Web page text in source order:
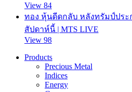
View 84
ทอง หุ้นดีดกลับ หลังทรัมป์ปร
สัปดาห์นี้ | MTS LIVE
View 98
Products
Precious Metal
Indices
Energy